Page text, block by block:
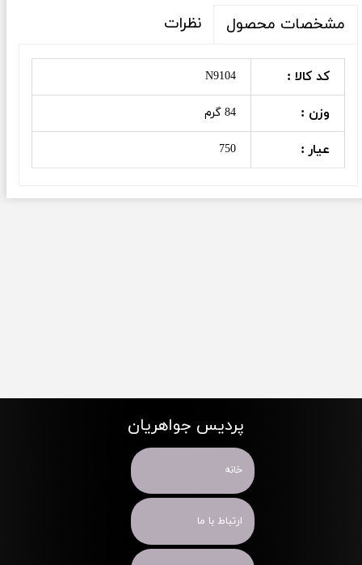
مشخصات محصول نظرات
کد کالا : N9104
وزن : 84 گرم
عیار : 750
پردیس جواهریان
خانه
ارتباط با ما